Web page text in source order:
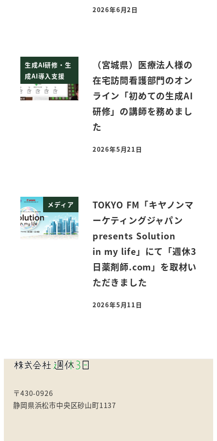
投稿日
2026年6月2日
生成AI研修・生
成AI導入支援
（宮城県）医療法人様の
在宅訪問看護部門のオン
ライン「初めての生成AI
研修」の講師を務めまし
た
投稿日
2026年5月21日
メディア
TOKYO FM「キヤノンマ
ーケティングジャパン
presents Solution
in my life」にて「週休3
日薬剤師.com」を取材い
ただきました
投稿日
2026年5月11日
〒430-0926
静岡県浜松市中央区砂山町1137